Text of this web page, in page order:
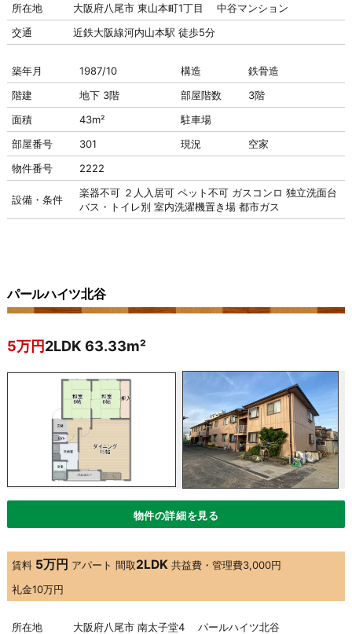
所在地
大阪府八尾市 東山本町1丁目 中谷マンション
交通
近鉄大阪線河内山本駅 徒歩5分
築年月 1987/10 構造
鉄骨造
階建
地下 3階 部屋階数
3階
面積
43m²
駐車場
部屋番号
301 現況
空家
物件番号
2222
設備・条件
楽器不可 ２人入居可 ペット不可 ガスコンロ 独立洗面台
バス・トイレ別 室内洗濯機置き場 都市ガス
パールハイツ北谷
5万円2LDK 63.33m²
物件の詳細を見る
賃料 5万円 アパート 間取2LDK 共益費・管理費3,000円
礼金10万円
所在地
大阪府八尾市 南太子堂4 パールハイツ北谷